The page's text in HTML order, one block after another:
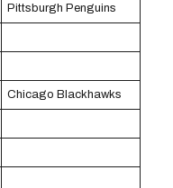
Pittsburgh Penguins
Chicago Blackhawks